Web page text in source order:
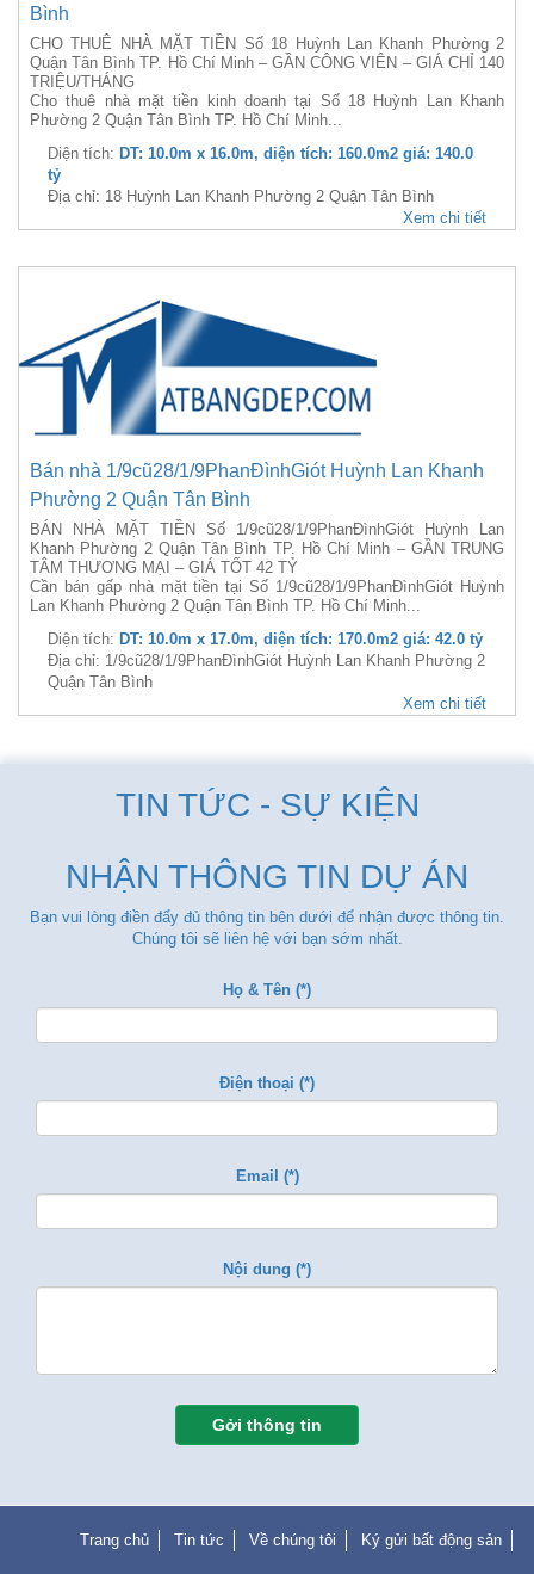
Bình
CHO THUÊ NHÀ MẶT TIỀN Số 18 Huỳnh Lan Khanh Phường 2
Quận Tân Bình TP. Hồ Chí Minh – GẦN CÔNG VIÊN – GIÁ CHỈ 140
TRIỆU/THÁNG
Cho thuê nhà mặt tiền kinh doanh tại Số 18 Huỳnh Lan Khanh
Phường 2 Quận Tân Bình TP. Hồ Chí Minh...
Diện tích: DT: 10.0m x 16.0m, diện tích: 160.0m2 giá: 140.0
tỷ
Địa chỉ: 18 Huỳnh Lan Khanh Phường 2 Quận Tân Bình
Xem chi tiết
Bán nhà 1/9cũ28/1/9PhanĐìnhGiót Huỳnh Lan Khanh
Phường 2 Quận Tân Bình
BÁN NHÀ MẶT TIỀN Số 1/9cũ28/1/9PhanĐìnhGiót Huỳnh Lan
Khanh Phường 2 Quận Tân Bình TP. Hồ Chí Minh – GẦN TRUNG
TÂM THƯƠNG MẠI – GIÁ TỐT 42 TỶ
Cần bán gấp nhà mặt tiền tại Số 1/9cũ28/1/9PhanĐìnhGiót Huỳnh
Lan Khanh Phường 2 Quận Tân Bình TP. Hồ Chí Minh...
Diện tích: DT: 10.0m x 17.0m, diện tích: 170.0m2 giá: 42.0 tỷ
Địa chỉ: 1/9cũ28/1/9PhanĐìnhGiót Huỳnh Lan Khanh Phường 2
Quận Tân Bình
Xem chi tiết
TIN TỨC - SỰ KIỆN
NHẬN THÔNG TIN DỰ ÁN
Bạn vui lòng điền đẩy đủ thông tin bên dưới để nhận được thông tin.
Chúng tôi sẽ liên hệ với bạn sớm nhất.
Họ & Tên (*)
Điện thoại (*)
Email (*)
Nội dung (*)
Gởi thông tin
Trang chủ Tin tức Về chúng tôi Ký gửi bất động sản